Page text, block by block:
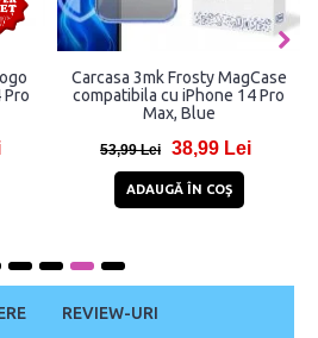
Pro
Carcasa 3mk Frosty MagCase
compatibila cu iPhone 14 Pro
Max, Blue
53,99 Lei 38,99 Lei
ADAUGĂ ÎN COŞ
REVIEW-URI